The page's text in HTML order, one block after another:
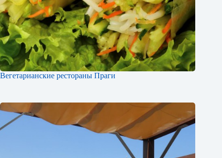
Вегетарианские рестораны Праги